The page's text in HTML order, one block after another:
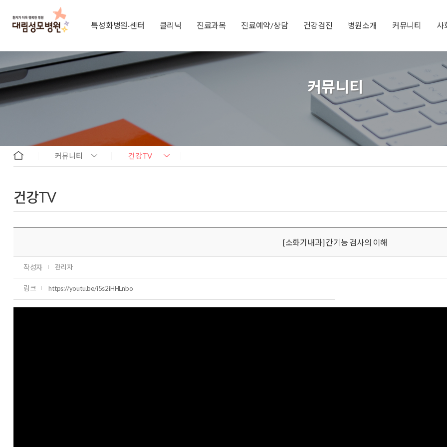
특성화병원·센터 클리닉 진료과목 진료예약/상담 건강검진 병원소개 커뮤니티 사
커뮤니티
커뮤니티 건강TV
건강TV
[소화기내과] 간기능 검사의 이해
작성자 관리자
링크 https://youtu.be/i5s2iHHLnbo